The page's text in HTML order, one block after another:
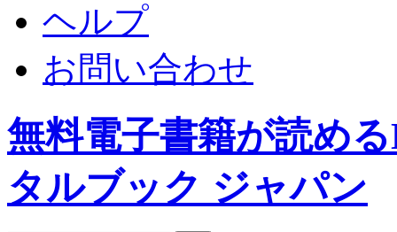
ヘルプ
お問い合わせ
無料電子書籍が読め
タルブック ジャパン